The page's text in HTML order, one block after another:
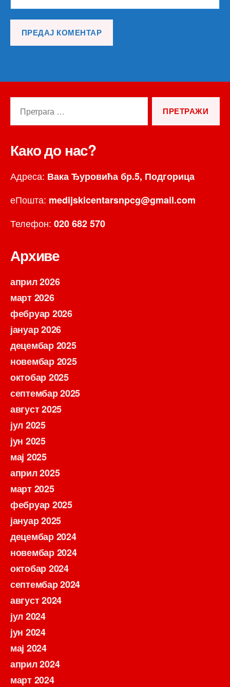
Како до нас?
Адреса: Вака Ђуровића бр.5, Подгорица
еПошта: medijskicentarsnpcg@gmail.com
Телефон: 020 682 570
Архиве
април 2026
март 2026
фебруар 2026
јануар 2026
децембар 2025
новембар 2025
октобар 2025
септембар 2025
август 2025
јул 2025
јун 2025
мај 2025
април 2025
март 2025
фебруар 2025
јануар 2025
децембар 2024
новембар 2024
октобар 2024
септембар 2024
август 2024
јул 2024
јун 2024
мај 2024
април 2024
март 2024